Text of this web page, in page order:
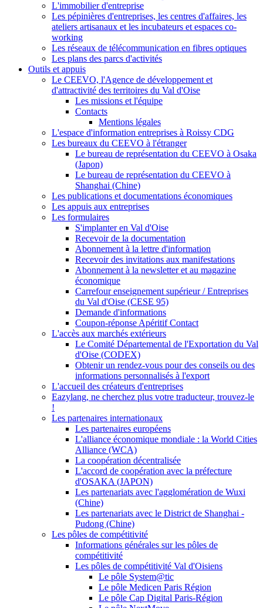
L'immobilier d'entreprise
Les pépinières d'entreprises, les centres d'affaires, les
ateliers artisanaux et les incubateurs et espaces co-
working
Les réseaux de télécommunication en fibres optiques
Les plans des parcs d'activités
Outils et appuis
Le CEEVO, l'Agence de développement et
d'attractivité des territoires du Val d'Oise
Les missions et l'équipe
Contacts
Mentions légales
L'espace d'information entreprises à Roissy CDG
Les bureaux du CEEVO à l'étranger
Le bureau de représentation du CEEVO à Osaka
(Japon)
Le bureau de représentation du CEEVO à
Shanghai (Chine)
Les publications et documentations économiques
Les appuis aux entreprises
Les formulaires
S'implanter en Val d'Oise
Recevoir de la documentation
Abonnement à la lettre d'information
Recevoir des invitations aux manifestations
Abonnement à la newsletter et au magazine
économique
Carrefour enseignement supérieur / Entreprises
du Val d'Oise (CESE 95)
Demande d'informations
Coupon-réponse Apéritif Contact
L'accès aux marchés extérieurs
Le Comité Départemental de l'Exportation du Val
d'Oise (CODEX)
Obtenir un rendez-vous pour des conseils ou des
informations personnalisés à l'export
L'accueil des créateurs d'entreprises
Eazylang, ne cherchez plus votre traducteur, trouvez-le
!
Les partenaires internationaux
Les partenaires européens
L'alliance économique mondiale : la World Cities
Alliance (WCA)
La coopération décentralisée
L'accord de coopération avec la préfecture
d'OSAKA (JAPON)
Les partenariats avec l'agglomération de Wuxi
(Chine)
Les partenariats avec le District de Shanghai -
Pudong (Chine)
Les pôles de compétitivité
Informations générales sur les pôles de
compétitivité
Les pôles de compétitivité Val d'Oisiens
Le pôle System@tic
Le pôle Medicen Paris Région
Le pôle Cap Digital Paris-Région